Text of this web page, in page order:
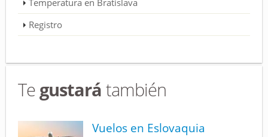
Temperatura en Bratislava
Registro
Te gustará también
Vuelos en Eslovaquia